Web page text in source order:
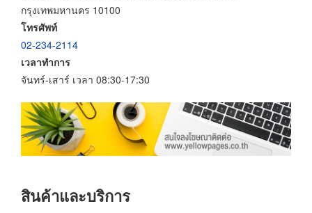
กรุงเทพมหานคร 10100
โทรศัพท์
02-234-2114
เวลาทำการ
จันทร์-เสาร์ เวลา 08:30-17:30
สินค้าและบริการ